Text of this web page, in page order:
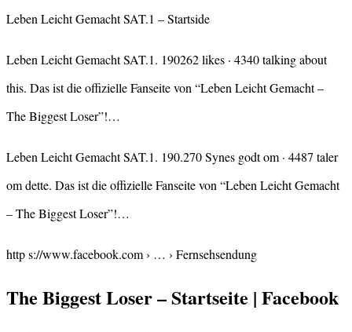
Leben Leicht Gemacht SAT.1 – Startside
Leben Leicht Gemacht SAT.1. 190262 likes · 4340 talking about
this. Das ist die offizielle Fanseite von “Leben Leicht Gemacht –
The Biggest Loser”!…
Leben Leicht Gemacht SAT.1. 190.270 Synes godt om · 4487 taler
om dette. Das ist die offizielle Fanseite von “Leben Leicht Gemacht
– The Biggest Loser”!…
http s://www.facebook.com › … › Fernsehsendung
The Biggest Loser – Startseite | Facebook